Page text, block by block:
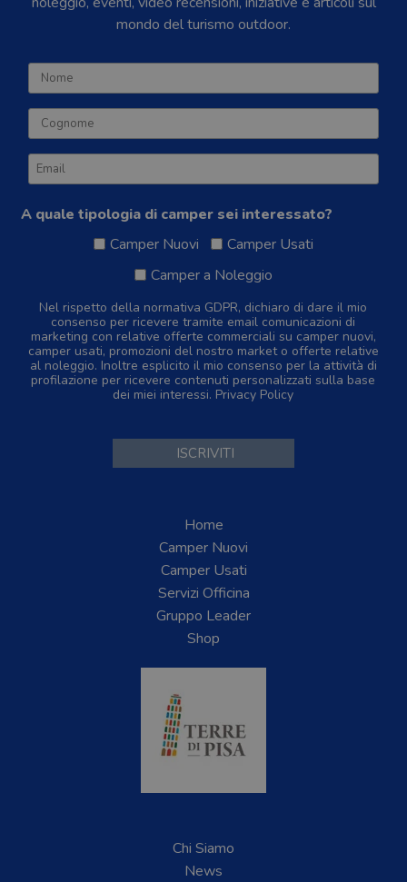
mondo del turismo outdoor.
A quale tipologia di camper sei interessato?
Camper Nuovi
Camper Usati
Camper a Noleggio
Nel rispetto della normativa GDPR, dichiaro di dare il mio
consenso per ricevere tramite email comunicazioni di
marketing con relative offerte commerciali su camper nuovi,
camper usati, promozioni del nostro market o offerte relative
al noleggio. Inoltre esplicito il mio consenso per la attività di
profilazione per ricevere contenuti personalizzati sulla base
dei miei interessi. Privacy Policy
Home
Camper Nuovi
Camper Usati
Servizi Officina
Gruppo Leader
Shop
Chi Siamo
News